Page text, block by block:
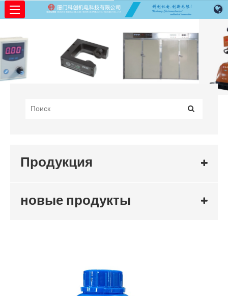
Продукция
новые продукты